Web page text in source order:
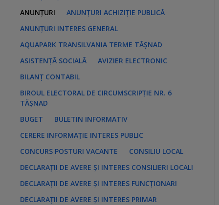
ANUNȚURI
ANUNȚURI ACHIZIȚIE PUBLICĂ
ANUNȚURI INTERES GENERAL
AQUAPARK TRANSILVANIA TERME TĂȘNAD
ASISTENȚĂ SOCIALĂ
AVIZIER ELECTRONIC
BILANȚ CONTABIL
BIROUL ELECTORAL DE CIRCUMSCRIPȚIE NR. 6
TĂȘNAD
BUGET
BULETIN INFORMATIV
CERERE INFORMAȚIE INTERES PUBLIC
CONCURS POSTURI VACANTE
CONSILIU LOCAL
DECLARAȚII DE AVERE ȘI INTERES CONSILIERI LOCALI
DECLARAȚII DE AVERE ȘI INTERES FUNCȚIONARI
DECLARAȚII DE AVERE ȘI INTERES PRIMAR